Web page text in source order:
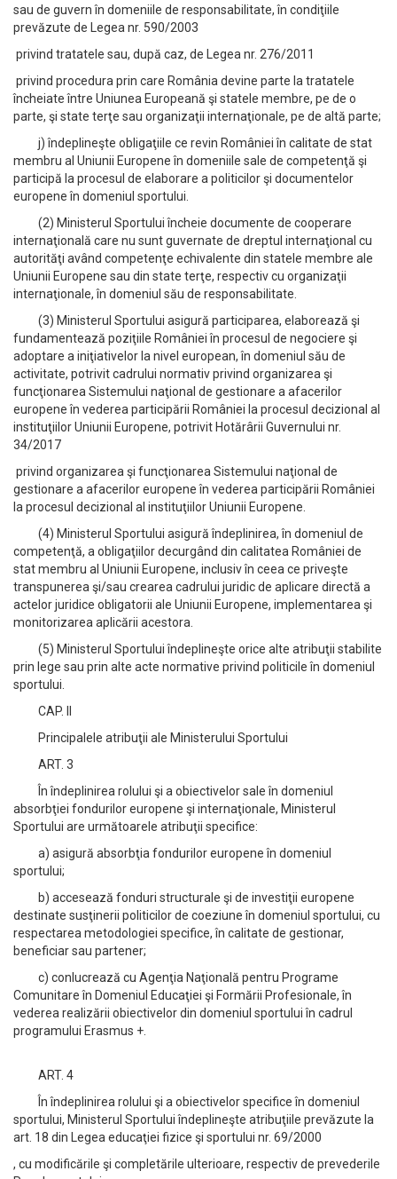
sau de guvern în domeniile de responsabilitate, în condiţiile
prevăzute de Legea nr. 590/2003
privind tratatele sau, după caz, de Legea nr. 276/2011
privind procedura prin care România devine parte la tratatele
încheiate între Uniunea Europeană şi statele membre, pe de o
parte, şi state terţe sau organizaţii internaţionale, pe de altă parte;
j) îndeplineşte obligaţiile ce revin României în calitate de stat
membru al Uniunii Europene în domeniile sale de competenţă şi
participă la procesul de elaborare a politicilor şi documentelor
europene în domeniul sportului.
(2) Ministerul Sportului încheie documente de cooperare
internaţională care nu sunt guvernate de dreptul internaţional cu
autorităţi având competenţe echivalente din statele membre ale
Uniunii Europene sau din state terţe, respectiv cu organizaţii
internaţionale, în domeniul său de responsabilitate.
(3) Ministerul Sportului asigură participarea, elaborează şi
fundamentează poziţiile României în procesul de negociere şi
adoptare a iniţiativelor la nivel european, în domeniul său de
activitate, potrivit cadrului normativ privind organizarea şi
funcţionarea Sistemului naţional de gestionare a afacerilor
europene în vederea participării României la procesul decizional al
instituţiilor Uniunii Europene, potrivit Hotărârii Guvernului nr.
34/2017
privind organizarea şi funcţionarea Sistemului naţional de
gestionare a afacerilor europene în vederea participării României
la procesul decizional al instituţiilor Uniunii Europene.
(4) Ministerul Sportului asigură îndeplinirea, în domeniul de
competenţă, a obligaţiilor decurgând din calitatea României de
stat membru al Uniunii Europene, inclusiv în ceea ce priveşte
transpunerea şi/sau crearea cadrului juridic de aplicare directă a
actelor juridice obligatorii ale Uniunii Europene, implementarea şi
monitorizarea aplicării acestora.
(5) Ministerul Sportului îndeplineşte orice alte atribuţii stabilite
prin lege sau prin alte acte normative privind politicile în domeniul
sportului.
CAP. II
Principalele atribuţii ale Ministerului Sportului
ART. 3
În îndeplinirea rolului şi a obiectivelor sale în domeniul
absorbţiei fondurilor europene şi internaţionale, Ministerul
Sportului are următoarele atribuţii specifice:
a) asigură absorbţia fondurilor europene în domeniul
sportului;
b) accesează fonduri structurale şi de investiţii europene
destinate susţinerii politicilor de coeziune în domeniul sportului, cu
respectarea metodologiei specifice, în calitate de gestionar,
beneficiar sau partener;
c) conlucrează cu Agenţia Naţională pentru Programe
Comunitare în Domeniul Educaţiei şi Formării Profesionale, în
vederea realizării obiectivelor din domeniul sportului în cadrul
programului Erasmus +.
ART. 4
În îndeplinirea rolului şi a obiectivelor specifice în domeniul
sportului, Ministerul Sportului îndeplineşte atribuţiile prevăzute la
art. 18 din Legea educaţiei fizice şi sportului nr. 69/2000
, cu modificările şi completările ulterioare, respectiv de prevederile